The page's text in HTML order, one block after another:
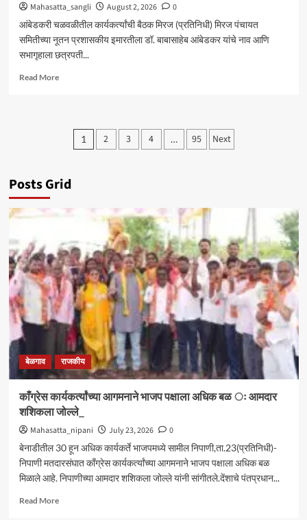
Mahasatta_sangli August 2, 2026
0
आंबेडकरी चळवळीतील कार्यकर्त्यांची बैठक मिरज (प्रतिनिधी) मिरज पंचायत
समितीच्या नूतन प्रशासकीय इमारतीला डॉ. बाबासाहेब आंबेडकर यांचे नाव आणि
सभागृहाला छत्रपती...
Read MoreRead
ठिय्या
आंदोलन
Posts
1 2 3 4 … 95 Next
Posts Grid
बेळगाव राजकीय
काँग्रेस कार्यकर्त्यांच्या आगमनाने भाजप पक्षाला अधिक बळ ः आमदार
शशिकला जोल्ले_
Mahasatta_nipani July 23, 2026
0
बेनाडीतील 30 हून अधिक कार्यकर्ते भाजपमध्ये सामील निपाणी,ता.23(प्रतिनिधी)-
निपाणी मतदारसंघात काँग्रेस कार्यकर्त्यांच्या आगमनाने भाजप पक्षाला अधिक बळ
मिळाले आहे. निपाणीच्या आमदार शशिकला जोल्ले यांनी सांगीतले.देंशाचे पंतप्रधान...
Read MoreRead